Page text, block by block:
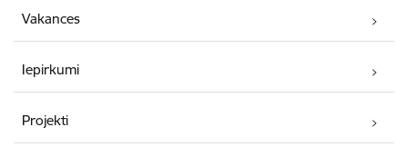
Vakances
Iepirkumi
Projekti